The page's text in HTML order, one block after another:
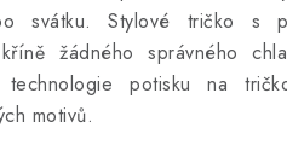
svátku. Stylové tričko s
žádného správného
technologie potisku na
motivů.